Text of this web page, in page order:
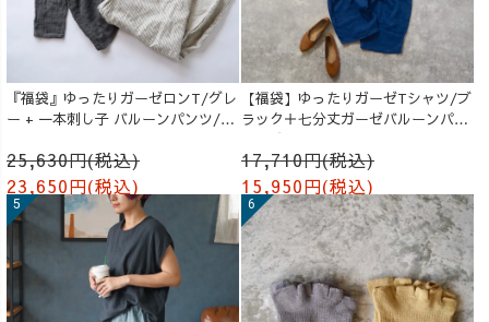
『福袋』ゆったりガーゼロンT/グレ
ー + 一本刺し子 バルーンパンツ/生
25,630円(税込)
23,650円(税込)
【福袋】ゆったりガーゼTシャツ/ブ
ラック＋七分丈ガーゼバルーンパン
ツ /ブルー
17,710円(税込)
15,950円(税込)